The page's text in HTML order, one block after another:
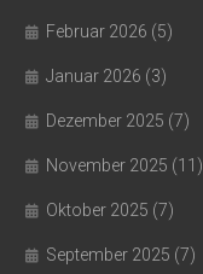
Februar 2026 (5)
Januar 2026 (3)
Dezember 2025 (7)
November 2025 (11)
Oktober 2025 (7)
September 2025 (7)